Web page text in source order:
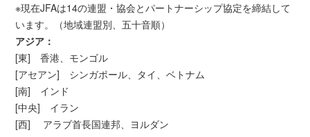
※現在JFAは14の連盟・協会とパートナーシップ協定を締結して
います。（地域連盟別、五十音順）
アジア：
[東] 香港、モンゴル
[アセアン] シンガポール、タイ、ベトナム
[南] インド
[中央] イラン
[西] アラブ首長国連邦、ヨルダン